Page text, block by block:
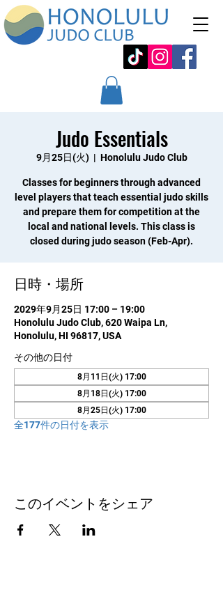
Judo Essentials
9月25日(火)
  |
Honolulu Judo Club
Classes for beginners through advanced
level players that teach essential judo skills
and prepare them for competition at the
local and national levels. This class is
closed during judo season (Feb-Apr).
日時・場所
2029年9月25日 17:00 – 19:00
Honolulu Judo Club, 620 Waipa Ln,
Honolulu, HI 96817, USA
その他の日付
8月11日(火) 17:00
8月18日(火) 17:00
8月25日(火) 17:00
全177件の日付を表示
このイベントをシェア